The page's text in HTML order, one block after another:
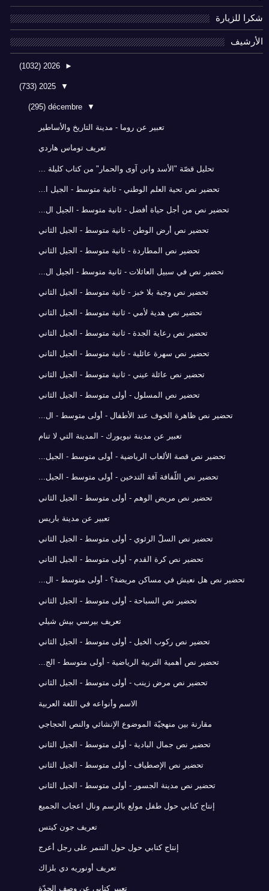
شكرا للزيارة
الأرشيف
►
2026
(1032)
▼
2025
(733)
▼
décembre
(295)
تعبير عن روما - مدينة التاريخ والأساطير
تعريف توماس هاردي
تحليل قصّة "الأسد وابن آوى والحمار" من كتاب كليلة ...
تحضير نص تحية العلم الوطني - ثانية متوسط - الجيل ا...
تحضير نص من أجل حياة أفضل - ثانية متوسط - الجيل ال...
تحضير نص أرض الوطن - ثانية متوسط - الجيل الثاني
تحضير نص المطاردة - ثانية متوسط - الجيل الثاني
تحضير نص في سبيل العائلات - ثانية متوسط - الجيل ال...
تحضير نص وجبة بلا خبز - ثانية متوسط - الجيل الثاني
تحضير نص هدية لأمي - ثانية متوسط - الجيل الثاني
تحضير نص رعاية الجدة - ثانية متوسط - الجيل الثاني
تحضير نص سهرة عائلية - ثانية متوسط - الجيل الثاني
تحضير نص عائلة عيني - ثانية متوسط - الجيل الثاني
تحضير نص المسلول - أولى متوسط - الجيل الثاني
تحضير نص ظاهرة الخوف عند الأطفال - أولى متوسط - ال...
تعبير عن مدينة نيويورك - المدينة التي لا تنام
تحضير نص قصة الألعاب الرياضية - أولى متوسط - الجيل...
تحضير نص اللّفافة آفة التدخين - أولى متوسط - الجيل...
تحضير نص مريض الوهم - أولى متوسط - الجيل الثاني
تعبير عن مدينة باريس
تحضير نص السلّ الرئوي - أولى متوسط - الجيل الثاني
تحضير نص كرة القدم - أولى متوسط - الجيل الثاني
تحضير نص هل نعيش في مساكن مريضة؟ - أولى متوسط - ال...
تحضير نص السباحة - أولى متوسط - الجيل الثاني
تعريف بيرسي بيش شيلي
تحضير نص ركوب الخيل - أولى متوسط - الجيل الثاني
تحضير نص أهمية التربية الرياضية - أولى متوسط - الج...
تحضير نص مرض زينب - أولى متوسط - الجيل الثاني
الاسم وأنواعه في اللغة العربية
مقارنة بين منهجيّة الموضوع الإنشائي والنص الحجاجي
تحضير نص جمال البادية - أولى متوسط - الجيل الثاني
تحضير نص الإصطياف - أولى متوسط - الجيل الثاني
تحضير نص مدينة الجسور - أولى متوسط - الجيل الثاني
إنتاج كتابي حول طفل مولع بالرسم ونال اعجاب الجميع
تعريف جون كيتس
إنتاج كتابي حول حول التنمر على رجل أعرج
تعريف أونوريه دي بلزاك
تعبير كتابي عن وصف الجدّة